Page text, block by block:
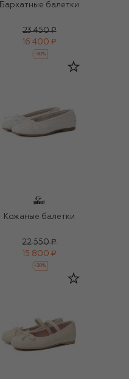
Бархатные балетки
23 450 ₽
16 400 ₽
-30%
Кожаные балетки
22 550 ₽
15 800 ₽
-30%